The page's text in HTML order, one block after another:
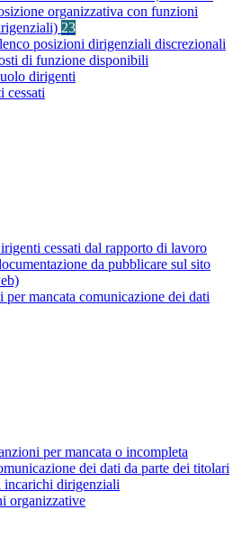
organizzativa con funzioni
23
posizioni dirigenziali discrezionali
di funzione disponibili
dirigenti
cessati
cessati dal rapporto di lavoro
da pubblicare sul sito
per mancata comunicazione dei dati
per mancata o incompleta
dei dati da parte dei titolari
incarichi dirigenziali
organizzative